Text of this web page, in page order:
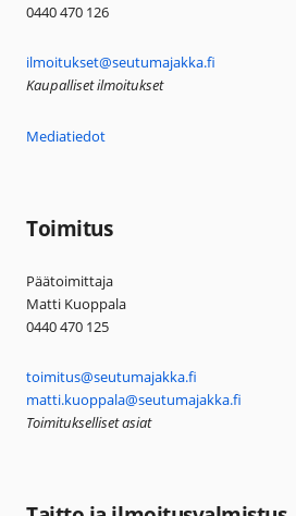
0440 470 126
ilmoitukset@seutumajakka.fi
Kaupalliset ilmoitukset
Mediatiedot
Toimitus
Päätoimittaja
Matti Kuoppala
0440 470 125
toimitus@seutumajakka.fi
matti.kuoppala@seutumajakka.fi
Toimitukselliset asiat